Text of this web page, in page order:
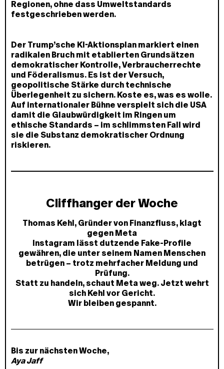
Regionen, ohne dass Umweltstandards
festgeschrieben werden.
Der Trump’sche KI-Aktionsplan markiert einen
radikalen Bruch mit etablierten Grundsätzen
demokratischer Kontrolle, Verbraucherrechte
und Föderalismus. Es ist der Versuch,
geopolitische Stärke durch technische
Überlegenheit zu sichern. Koste es, was es wolle.
Auf internationaler Bühne verspielt sich die USA
damit die Glaubwürdigkeit im Ringen um
ethische Standards – im schlimmsten Fall wird
sie die Substanz demokratischer Ordnung
riskieren.
Cliffhanger der Woche
Thomas Kehl, Gründer von Finanzfluss, klagt
gegen Meta
Instagram lässt dutzende Fake-Profile
gewähren, die unter seinem Namen Menschen
betrügen – trotz mehrfacher Meldung und
Prüfung.
Statt zu handeln, schaut Meta weg. Jetzt wehrt
sich Kehl vor Gericht.
Wir bleiben gespannt.
Bis zur nächsten Woche,
Aya Jaff